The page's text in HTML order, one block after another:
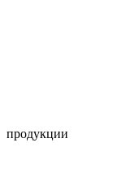
продукции